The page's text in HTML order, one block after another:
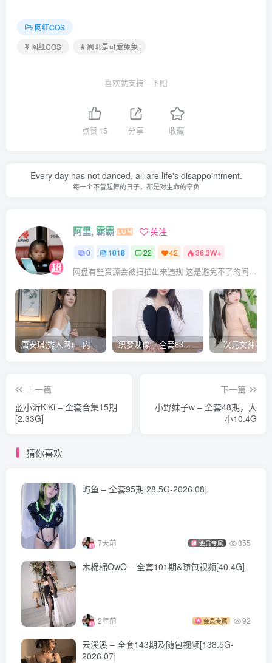
周叽是可爱兔兔 NO.013 白金泳装 [23P-339MB]
周叽是可爱兔兔 NO.012 体操服 [31P-261MB]
周叽是可爱兔兔 NO.010 阁楼少女 [40P-340MB]
周叽是可爱兔兔 NO.008 银河社区 [42P-344MB]
周叽是可爱兔兔 NO.007 一周年礼服 [24P-337MB]
周叽是可爱兔兔 NO.004 黑单人 思令 [15P-136MB]
周叽是可爱兔兔 NO.002 让巴尔泳装 [30P-330MB]
周叽是可爱兔兔 NO.001 竞泳 [36P3V-627MB]
网红COS
# 网红COS
# 周叽是可爱兔兔
喜欢就支持一下吧
点赞 15 分享 收藏
Every day has not danced, all are life's disappointment.
每一个不曾起舞的日子，都是对生命的辜负
阿里, 霸霸 关注
0 1018 22 42 36.3W+
网盘有些资源会被扫描出来违规 这是避免不了的问题 遇到失效的请评论回复 后面会整理重新打包上传补档
唐安琪(秀人网) – 内购合集无水印[41期-2026.04] 织梦映像 – 全套83期及视频合集[609G-2026..08]
上一篇
蓝小沂KiKi – 全套合集15期
[2.33G]
下一篇
小野妹子w – 全套48期，大
小10.4G
猜你喜欢
屿鱼 – 全套95期[28.5G-2026.08]
7天前 会员专属 355
木棉棉OwO – 全套101期&随包视频[40.4G]
2年前 会员专属 92
云溪溪 – 全套143期及随包视频[138.5G-
2026.07]